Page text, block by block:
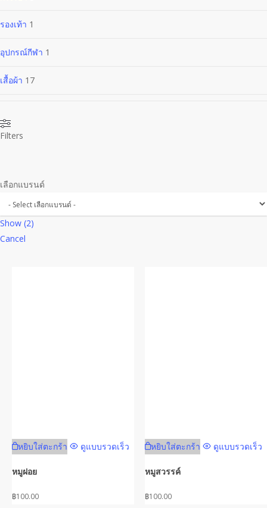
รองเท้า 1
อุปกรณ์กีฬา 1
เสื้อผ้า 17
Filters
เลือกแบรนด์
Show (2)
Cancel
หยิบใส่ตะกร้า ดูแบบรวดเร็ว
หมูฝอย
฿100.00
หยิบใส่ตะกร้า ดูแบบรวดเร็ว
หมูสวรรค์
฿100.00